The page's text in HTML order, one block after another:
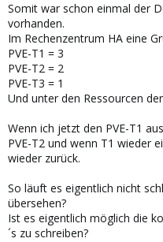
Somit war schon einmal der
vorhanden.
Im Rechenzentrum HA eine
PVE-T1 = 3
PVE-T2 = 2
PVE-T3 = 1
Und unter den Ressourcen
Wenn ich jetzt den PVE-T1
PVE-T2 und wenn T1 wieder
wieder zurück.
So läuft es eigentlich nicht
übersehen?
Ist es eigentlich möglich die
´s zu schreiben?